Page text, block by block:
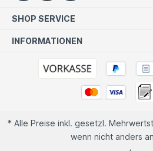
SHOP SERVICE
INFORMATIONEN
* Alle Preise inkl. gesetzl.
wenn nicht anders